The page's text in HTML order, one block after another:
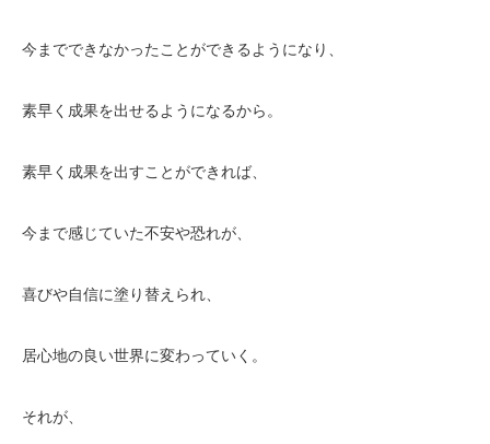
今までできなかったことができるようになり、
素早く成果を出せるようになるから。
素早く成果を出すことができれば、
今まで感じていた不安や恐れが、
喜びや自信に塗り替えられ、
居心地の良い世界に変わっていく。
それが、